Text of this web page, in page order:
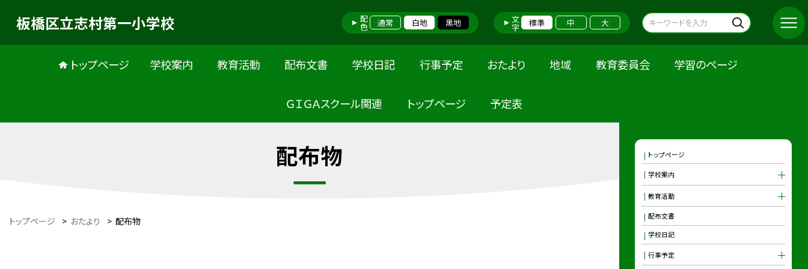
板橋区立志村第一小学校 配色 通常 白地 黒地 文字 標準 中 大
トップページ 学校案内 教育活動 配布文書 学校日記 行事予定 おたより 地域 教育委員会 学習のページ
ＧＩＧＡスクール関連 トップページ 予定表
配布物
トップページ > おたより > 配布物
トップページ
学校案内
教育活動
配布文書
学校日記
行事予定